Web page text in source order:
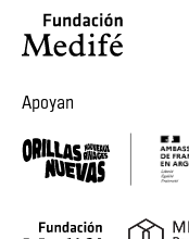
Apoyan